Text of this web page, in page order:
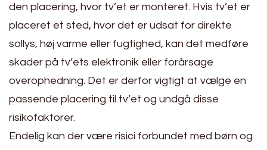
den placering, hvor tv’et er monteret. Hvis tv’et er
placeret et sted, hvor det er udsat for direkte
sollys, høj varme eller fugtighed, kan det medføre
skader på tv’ets elektronik eller forårsage
overophedning. Det er derfor vigtigt at vælge en
passende placering til tv’et og undgå disse
risikofaktorer.
Endelig kan der være risici forbundet med børn og